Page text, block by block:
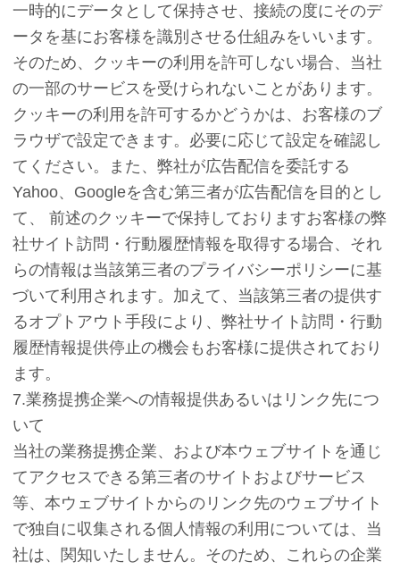
一時的にデータとして保持させ、接続の度にそのデ
ータを基にお客様を識別させる仕組みをいいます。
そのため、クッキーの利用を許可しない場合、当社
の一部のサービスを受けられないことがあります。
クッキーの利用を許可するかどうかは、お客様のブ
ラウザで設定できます。必要に応じて設定を確認し
てください。また、弊社が広告配信を委託する
Yahoo、Googleを含む第三者が広告配信を目的とし
て、 前述のクッキーで保持しておりますお客様の弊
社サイト訪問・行動履歴情報を取得する場合、それ
らの情報は当該第三者のプライバシーポリシーに基
づいて利用されます。加えて、当該第三者の提供す
るオプトアウト手段により、弊社サイト訪問・行動
履歴情報提供停止の機会もお客様に提供されており
ます。
7.業務提携企業への情報提供あるいはリンク先につ
いて
当社の業務提携企業、および本ウェブサイトを通じ
てアクセスできる第三者のサイトおよびサービス
等、本ウェブサイトからのリンク先のウェブサイト
で独自に収集される個人情報の利用については、当
社は、関知いたしません。そのため、これらの企業